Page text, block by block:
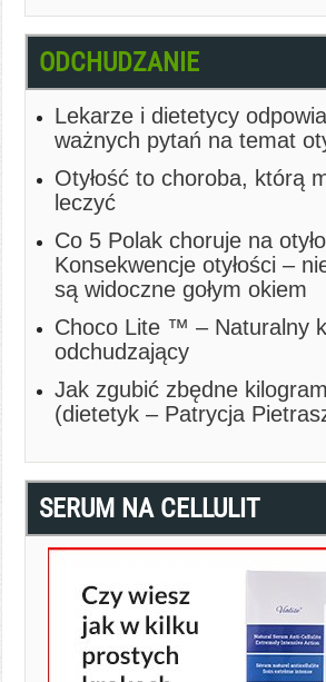
ODCHUDZANIE
Lekarze i dietetycy
ważnych pytań na temat
Otyłość to choroba, którą
leczyć
Co 5 Polak choruje na
Konsekwencje otyłości –
są widoczne gołym okiem
Choco Lite ™ – Naturalny
odchudzający
Jak zgubić zbędne
(dietetyk – Patrycja
SERUM NA CELLULIT